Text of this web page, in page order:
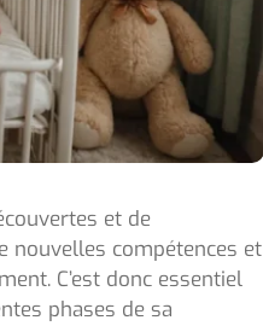
et de
nouvelles compétences et
C’est donc essentiel
phases de sa